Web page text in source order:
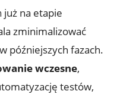
na etapie
zminimalizować
późniejszych fazach.
wczesne,
testów,